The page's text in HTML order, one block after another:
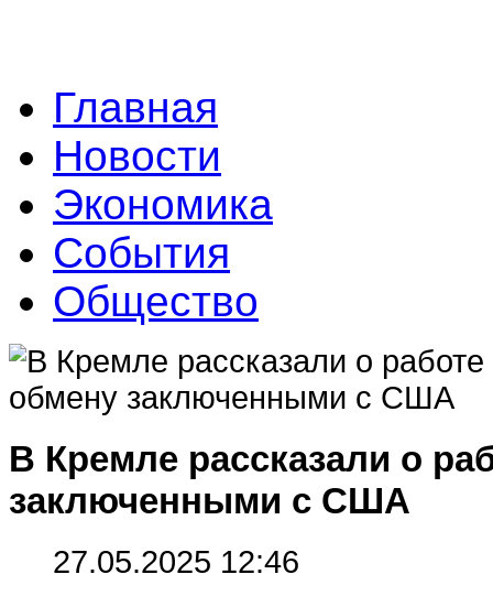
Главная
Новости
Экономика
События
Общество
В Кремле рассказали о
заключенными с США
27.05.2025 12:46